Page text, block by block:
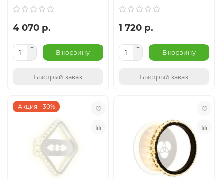
4 070 р.
В корзину
Быстрый заказ
1 720 р.
В корзину
Быстрый заказ
Акция - 30%